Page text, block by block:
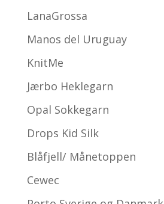
LanaGrossa
Manos del Uruguay
KnitMe
Jærbo Heklegarn
Opal Sokkegarn
Drops Kid Silk
Blåfjell/ Månetoppen
Cewec